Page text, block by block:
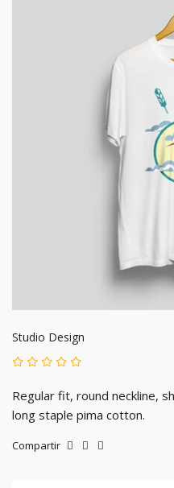
Studio Design
Regular fit, round neckline,
long staple pima cotton.
Compartir